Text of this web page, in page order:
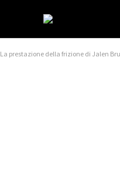
La prestazione della frizione di Jalen Brunson potenzia i Knicks mentre gli Spurs